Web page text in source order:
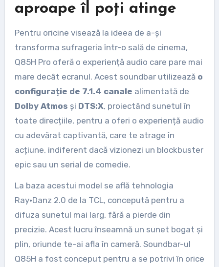
aproape îl poți atinge
Pentru oricine visează la ideea de a-și
transforma sufrageria într-o sală de cinema,
Q85H Pro oferă o experiență audio care pare mai
mare decât ecranul. Acest soundbar utilizează o
configurație de 7.1.4 canale alimentată de
Dolby Atmos și DTS:X, proiectând sunetul în
toate direcțiile, pentru a oferi o experiență audio
cu adevărat captivantă, care te atrage în
acțiune, indiferent dacă vizionezi un blockbuster
epic sau un serial de comedie.
La baza acestui model se află tehnologia
Ray·Danz 2.0 de la TCL, concepută pentru a
difuza sunetul mai larg, fără a pierde din
precizie. Acest lucru înseamnă un sunet bogat și
plin, oriunde te-ai afla în cameră. Soundbar-ul
Q85H a fost conceput pentru a se potrivi în orice